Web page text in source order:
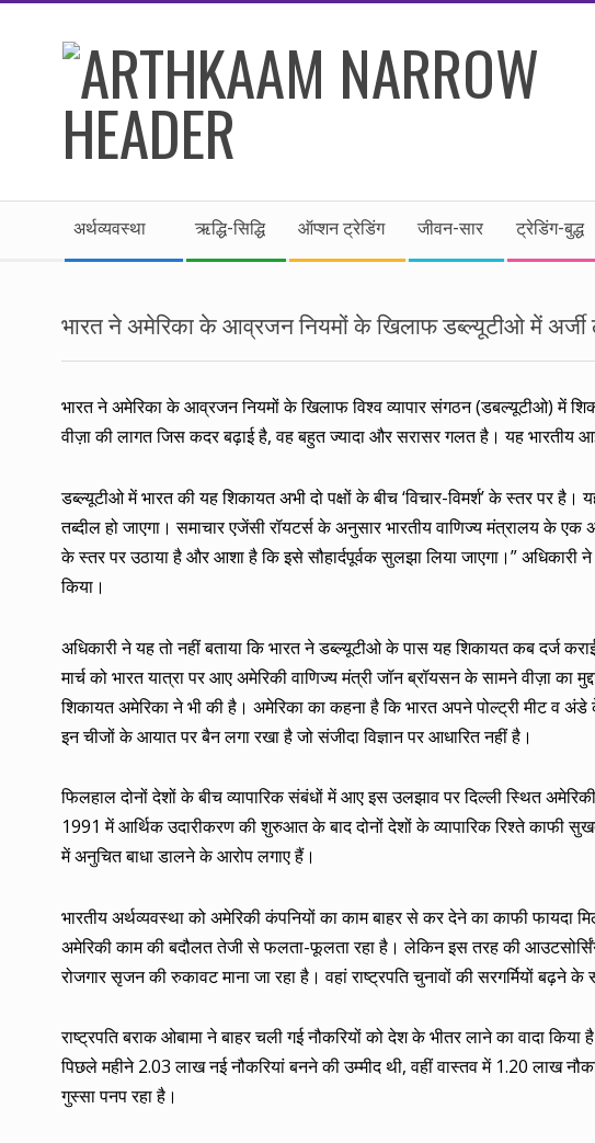
।।
अर्थकाम।।
BE
FINANCIALLY
CLEVER!
Secondary
अर्थव्यवस्था ऋद्धि-सिद्धि ऑप्शन ट्रेडिंग जीवन-सार ट्रेडिंग-बुद्ध
भारत ने अमेरिका के आव्रजन नियमों के खिलाफ डब्ल्यूटीओ में अर्जी
भारत ने अमेरिका के आव्रजन नियमों के खिलाफ विश्व व्यापार संगठन (डबल्यूटीओ) में
वीज़ा की लागत जिस कदर बढ़ाई है, वह बहुत ज्यादा और सरासर गलत है। यह भारतीय
डब्ल्यूटीओ में भारत की यह शिकायत अभी दो पक्षों के बीच ‘विचार-विमर्श’ के स्तर पर
तब्दील हो जाएगा। समाचार एजेंसी रॉयटर्स के अनुसार भारतीय वाणिज्य मंत्रालय के एक
के स्तर पर उठाया है और आशा है कि इसे सौहार्दपूर्वक सुलझा लिया जाएगा।”
किया।
अधिकारी ने यह तो नहीं बताया कि भारत ने डब्ल्यूटीओ के पास यह शिकायत कब दर्ज
मार्च को भारत यात्रा पर आए अमेरिकी वाणिज्य मंत्री जॉन ब्रॉयसन के सामने वीज़ा
शिकायत अमेरिका ने भी की है। अमेरिका का कहना है कि भारत अपने पोल्ट्री मीट व
इन चीजों के आयात पर बैन लगा रखा है जो संजीदा विज्ञान पर आधारित नहीं है।
फिलहाल दोनों देशों के बीच व्यापारिक संबंधों में आए इस उलझाव पर दिल्ली स्थित
1991 में आर्थिक उदारीकरण की शुरुआत के बाद दोनों देशों के व्यापारिक रिश्ते काफी
में अनुचित बाधा डालने के आरोप लगाए हैं।
भारतीय अर्थव्यवस्था को अमेरिकी कंपनियों का काम बाहर से कर देने का काफी फायदा
अमेरिकी काम की बदौलत तेजी से फलता-फूलता रहा है। लेकिन इस तरह की
रोजगार सृजन की रुकावट माना जा रहा है। वहां राष्ट्रपति चुनावों की सरगर्मियों बढ़ने
राष्ट्रपति बराक ओबामा ने बाहर चली गई नौकरियों को देश के भीतर लाने का वादा
पिछले महीने 2.03 लाख नई नौकरियां बनने की उम्मीद थी, वहीं वास्तव में 1.20 लाख
गुस्सा पनप रहा है।